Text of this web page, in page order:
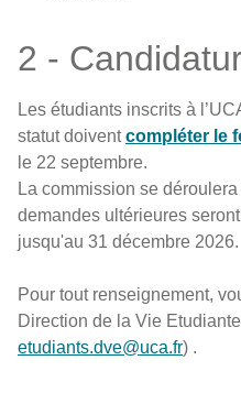
2 -
Les étudiants inscrits à
statut doiventcompléter le
le 22 septembre.
La commission se
demandes ultérieures
jusqu'au 31 décembre 2026.
Pour tout renseignement,
Direction de la Vie
etudiants.dve@uca.fr) .